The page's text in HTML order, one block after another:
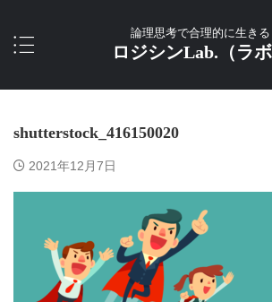
論理思考で合理的に生きる
ロジシンLab.（ラボ
shutterstock_416150020
2021年12月7日